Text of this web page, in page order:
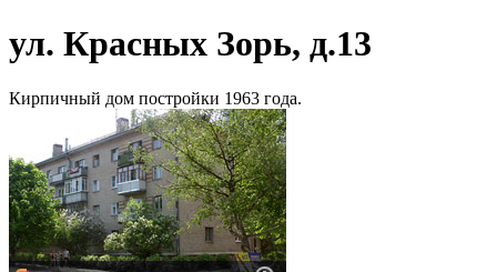
ул. Красных Зорь, д.13
Кирпичный дом постройки 1963 года.